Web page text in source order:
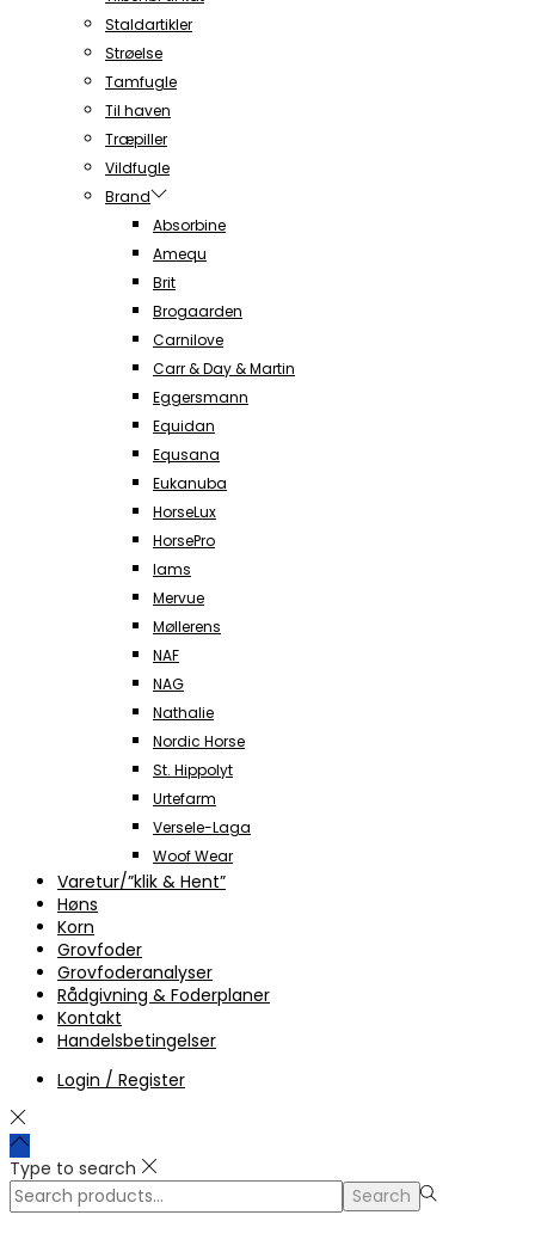
Staldartikler
Strøelse
Tamfugle
Til haven
Træpiller
Vildfugle
Brand
Absorbine
Amequ
Brit
Brogaarden
Carnilove
Carr & Day & Martin
Eggersmann
Equidan
Equsana
Eukanuba
HorseLux
HorsePro
Iams
Mervue
Møllerens
NAF
NAG
Nathalie
Nordic Horse
St. Hippolyt
Urtefarm
Versele-Laga
Woof Wear
Varetur/”klik & Hent”
Høns
Korn
Grovfoder
Grovfoderanalyser
Rådgivning & Foderplaner
Kontakt
Handelsbetingelser
Login / Register
Type to search
Search
for:>
Search